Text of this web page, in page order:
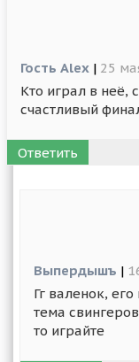
Гость Alex | 25
Кто играл в неё,
счастливый
Ответить
Выпердышъ |
Гг валенок,
тема
то играйте